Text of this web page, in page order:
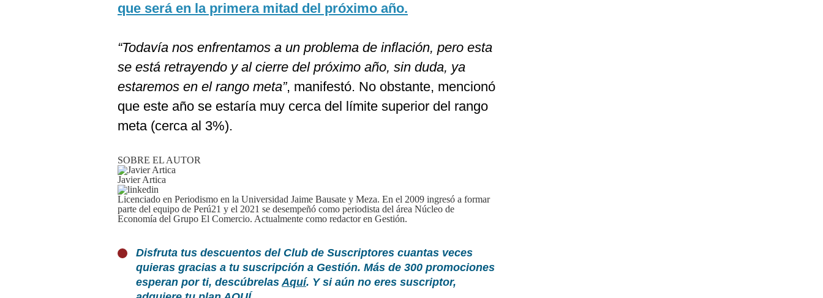
que será en la primera mitad del próximo año.
“Todavía nos enfrentamos a un problema de inflación, pero esta
se está retrayendo y al cierre del próximo año, sin duda, ya
estaremos en el rango meta”, manifestó. No obstante, mencionó
que este año se estaría muy cerca del límite superior del rango
meta (cerca al 3%).
SOBRE EL AUTOR
Javier Artica
Licenciado en Periodismo en la Universidad Jaime Bausate y Meza. En el 2009 ingresó a formar
parte del equipo de Perú21 y el 2021 se desempeñó como periodista del área Núcleo de
Economía del Grupo El Comercio. Actualmente como redactor en Gestión.
Disfruta tus descuentos del Club de Suscriptores cuantas veces
quieras gracias a tu suscripción a Gestión. Más de 300 promociones
esperan por ti, descúbrelasAquí. Y si aún no eres suscriptor,